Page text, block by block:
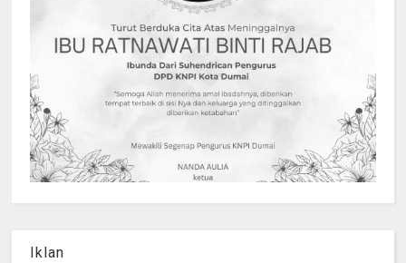
Iklan